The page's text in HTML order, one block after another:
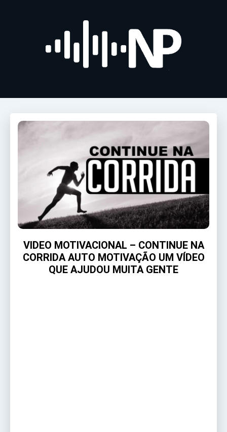
VIDEO MOTIVACIONAL – CONTINUE NA
CORRIDA AUTO MOTIVAÇÃO UM VÍDEO
QUE AJUDOU MUITA GENTE